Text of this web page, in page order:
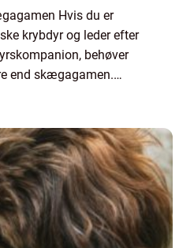
Hvis du er
krybdyr og leder efter
behøver
end skægagamen.